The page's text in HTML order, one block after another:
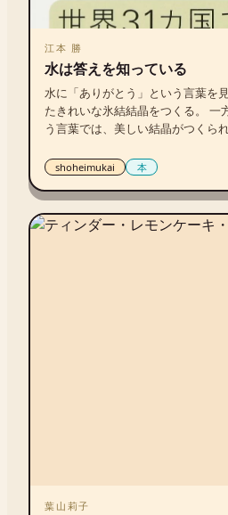
江本 勝
水は答えを知っている
水に「ありがとう」という言葉を
たきれいな氷結結晶をつくる。 一
う言葉では、美しい結晶がつくら
晶は、私たちに「どう生きるか」
が、満を持しての文庫化！
shoheimukai 本
葉山莉子